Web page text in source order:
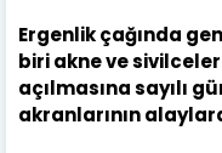
Ergenlik çağında
biri akne ve
açılmasına sayılı
akranlarının